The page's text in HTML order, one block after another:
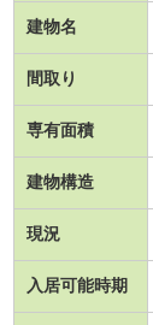
建物名
間取り
専有面積
建物構造
現況
入居可能時期